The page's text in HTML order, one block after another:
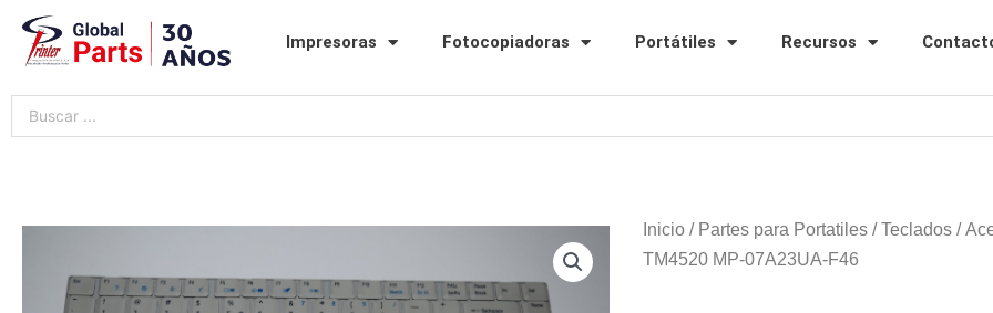
contenido
Impresoras Fotocopiadoras Portátiles Recursos
Search
...
Inicio / Partes para Portatiles /Teclados /
TM4520 MP-07A23UA-F46